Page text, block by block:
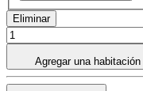
Eliminar
Agregar una habitación